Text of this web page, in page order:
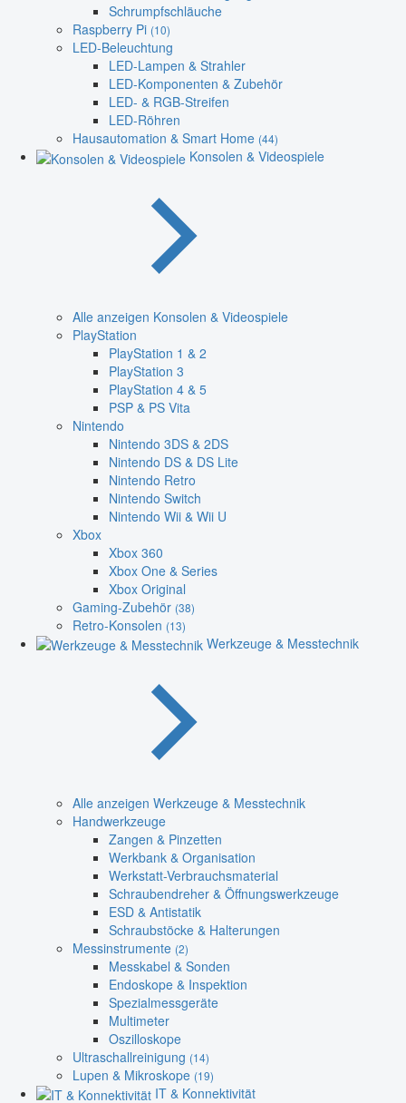
Schrumpfschläuche
Raspberry Pi (10)
LED-Beleuchtung
LED-Lampen & Strahler
LED-Komponenten & Zubehör
LED- & RGB-Streifen
LED-Röhren
Hausautomation & Smart Home (44)
Konsolen & Videospiele
Alle anzeigen Konsolen & Videospiele
PlayStation
PlayStation 1 & 2
PlayStation 3
PlayStation 4 & 5
PSP & PS Vita
Nintendo
Nintendo 3DS & 2DS
Nintendo DS & DS Lite
Nintendo Retro
Nintendo Switch
Nintendo Wii & Wii U
Xbox
Xbox 360
Xbox One & Series
Xbox Original
Gaming-Zubehör (38)
Retro-Konsolen (13)
Werkzeuge & Messtechnik
Alle anzeigen Werkzeuge & Messtechnik
Handwerkzeuge
Zangen & Pinzetten
Werkbank & Organisation
Werkstatt-Verbrauchsmaterial
Schraubendreher & Öffnungswerkzeuge
ESD & Antistatik
Schraubstöcke & Halterungen
Messinstrumente (2)
Messkabel & Sonden
Endoskope & Inspektion
Spezialmessgeräte
Multimeter
Oszilloskope
Ultraschallreinigung (14)
Lupen & Mikroskope (19)
IT & Konnektivität